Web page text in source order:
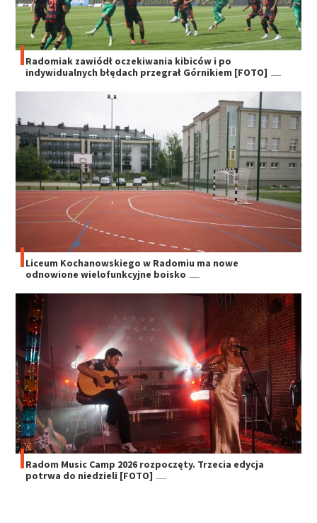
Radomiak zawiódł oczekiwania kibiców i po
indywidualnych błędach przegrał Górnikiem [FOTO]
Liceum Kochanowskiego w Radomiu ma nowe
odnowione wielofunkcyjne boisko
Radom Music Camp 2026 rozpoczęty. Trzecia edycja
potrwa do niedzieli [FOTO]